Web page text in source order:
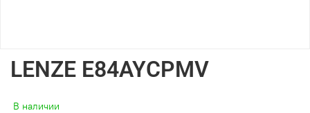
LENZE E84AYCPMV
В наличии